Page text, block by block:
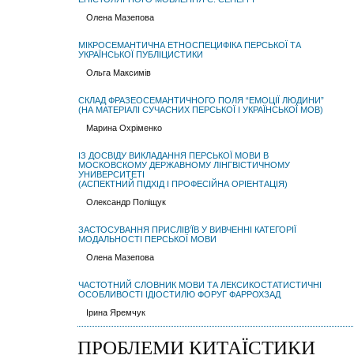
Олена Мазепова
МІКРОСЕМАНТИЧНА ЕТНОСПЕЦИФІКА ПЕРСЬКОЇ ТА
УКРАЇНСЬКОЇ ПУБЛІЦИСТИКИ
Ольга Максимів
СКЛАД ФРАЗЕОСЕМАНТИЧНОГО ПОЛЯ “ЕМОЦІЇ ЛЮДИНИ”
(НА МАТЕРІАЛІ СУЧАСНИХ ПЕРСЬКОЇ І УКРАЇНСЬКОЇ МОВ)
Марина Охріменко
ІЗ ДОСВІДУ ВИКЛАДАННЯ ПЕРСЬКОЇ МОВИ В
МОСКОВСКОМУ ДЕРЖАВНОМУ ЛІНГВІСТИЧНОМУ
УНИВЕРСИТЕТІ
(АСПЕКТНИЙ ПІДХІД І ПРОФЕСІЙНА ОРІЕНТАЦІЯ)
Олександр Поліщук
ЗАСТОСУВАННЯ ПРИСЛІВ’ЇВ У ВИВЧЕННІ КАТЕГОРІЇ
МОДАЛЬНОСТІ ПЕРСЬКОЇ МОВИ
Олена Мазепова
ЧАСТОТНИЙ СЛОВНИК МОВИ ТА ЛЕКСИКОСТАТИСТИЧНІ
ОСОБЛИВОСТІ ІДІОСТИЛЮ ФОРУГ ФАРРОХЗАД
Ірина Яремчук
ПРОБЛЕМИ КИТАЇСТИКИ